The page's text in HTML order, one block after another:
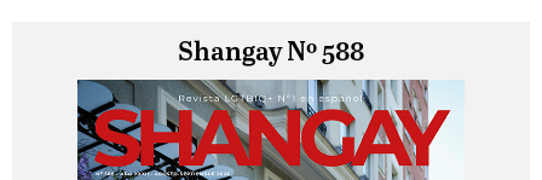
Shangay Nº 588